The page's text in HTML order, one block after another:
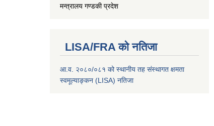
मन्त्रालय गण्डकी प्रदेश
LISA/FRA को नतिजा
आ.व. २०८०/०८१ को स्थानीय तह संस्थागत क्षमता
स्वमूल्याङ्कन (LISA) नतिजा